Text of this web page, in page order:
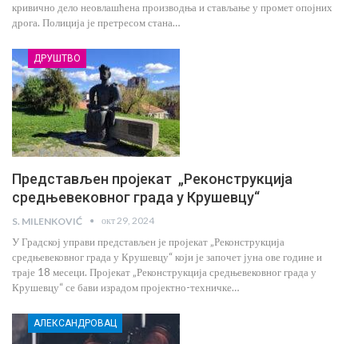
кривично дело неовлашћена производња и стављање у промет опојних
дрога. Полиција је претресом стана…
ДРУШТВО
Представљен пројекат „Реконструкција
средњевековног града у Крушевцу“
S. MILENKOVIĆ окт 29, 2024
У Градској управи представљен је пројекат „Реконструкција
средњевековног града у Крушевцу“ који је започет јуна ове године и
траје 18 месеци. Пројекат „Реконструкција средњевековног града у
Крушевцу“ се бави израдом пројектно-техничке…
АЛЕКСАНДРОВАЦ